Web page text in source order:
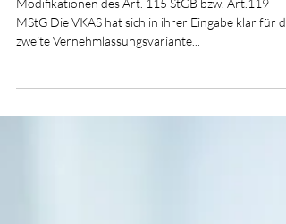
Modifikationen des Art. 115 StGB bzw. Art.119
MStG Die VKAS hat sich in ihrer Eingabe klar für
zweite Vernehmlassungsvariante...